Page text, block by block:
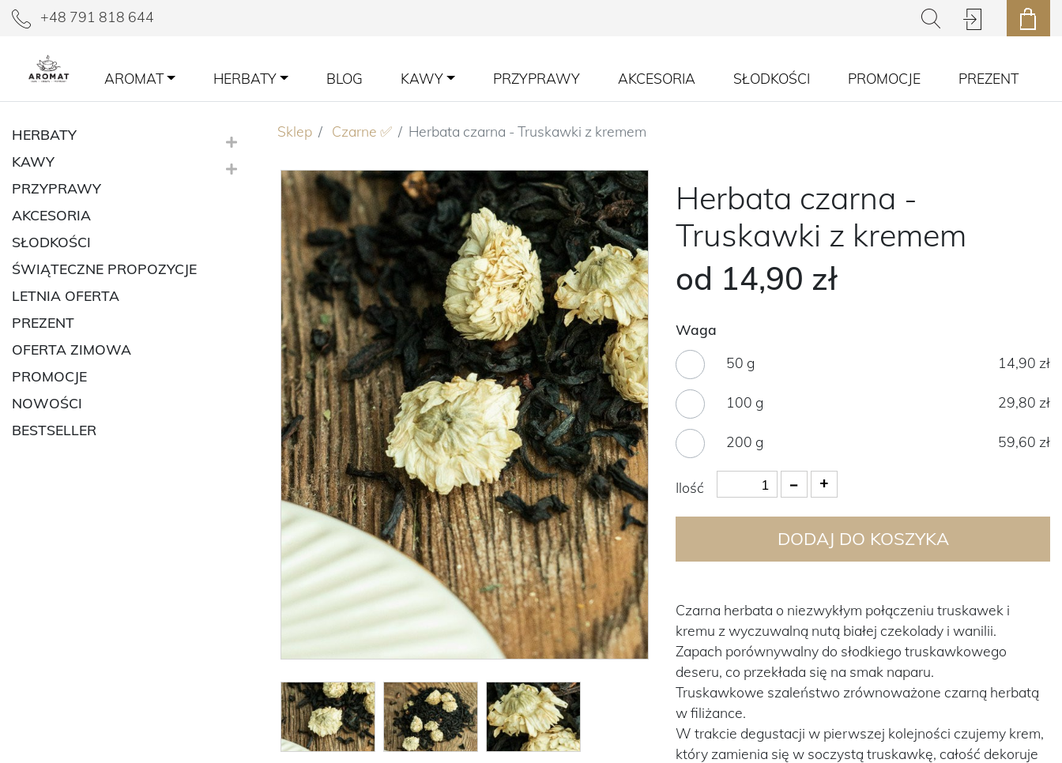
+48 791 818 644
AROMAT HERBATY BLOG KAWY PRZYPRAWY AKCESORIA SŁODKOŚCI PROMOCJE PREZENT
HERBATY
KAWY
PRZYPRAWY
AKCESORIA
SŁODKOŚCI
ŚWIĄTECZNE PROPOZYCJE
LETNIA OFERTA
PREZENT
OFERTA ZIMOWA
PROMOCJE
NOWOŚCI
BESTSELLER
Sklep Czarne ✅ Herbata czarna - Truskawki z kremem
Herbata czarna -
Truskawki z kremem
od 14,90 zł
Waga
50 g
14,90 zł
100 g 29,80 zł
200 g 59,60 zł
Ilość
DODAJ DO KOSZYKA
Czarna herbata o niezwykłym połączeniu truskawek i
kremu z wyczuwalną nutą białej czekolady i wanilii.
Zapach porównywalny do słodkiego truskawkowego
deseru, co przekłada się na smak naparu.
Truskawkowe szaleństwo zrównoważone czarną herbatą
w filiżance.
W trakcie degustacji w pierwszej kolejności czujemy krem,
który zamienia się w soczystą truskawkę, całość dekoruje